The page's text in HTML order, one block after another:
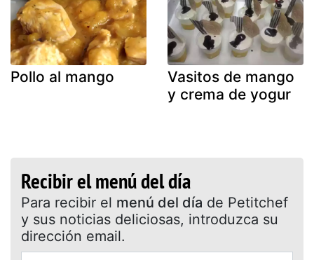
Pollo al mango
Vasitos de mango
y crema de yogur
Recibir el menú del día
Para recibir el menú del día de Petitchef
y sus noticias deliciosas, introduzca su
dirección email.